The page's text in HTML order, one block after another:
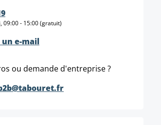
09:00 - 15:00 (gratuit)
un e-mail
ou demande d'entreprise ?